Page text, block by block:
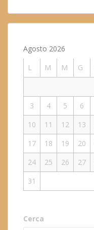
Agosto 2026
L
M M G
3
4 5 6
10
11 12 13
17
18 19 20
24
25 26 27
31
Cerca